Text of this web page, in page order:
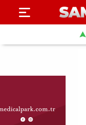
SAYFA
HABER